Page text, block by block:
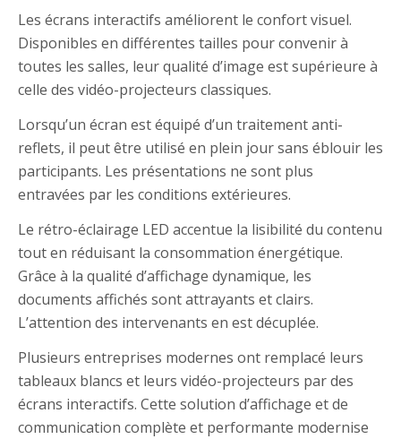
Les écrans interactifs améliorent le confort visuel.
Disponibles en différentes tailles pour convenir à
toutes les salles, leur qualité d’image est supérieure à
celle des vidéo-projecteurs classiques.
Lorsqu’un écran est équipé d’un traitement anti-
reflets, il peut être utilisé en plein jour sans éblouir les
participants. Les présentations ne sont plus
entravées par les conditions extérieures.
Le rétro-éclairage LED accentue la lisibilité du contenu
tout en réduisant la consommation énergétique.
Grâce à la qualité d’affichage dynamique, les
documents affichés sont attrayants et clairs.
L’attention des intervenants en est décuplée.
Plusieurs entreprises modernes ont remplacé leurs
tableaux blancs et leurs vidéo-projecteurs par des
écrans interactifs. Cette solution d’affichage et de
communication complète et performante modernise